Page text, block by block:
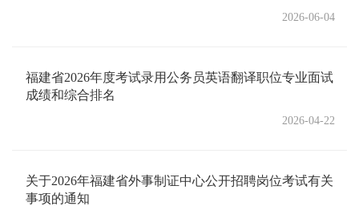
2026-06-04
福建省2026年度考试录用公务员英语翻译职位专业面试
成绩和综合排名
2026-04-22
关于2026年福建省外事制证中心公开招聘岗位考试有关
事项的通知